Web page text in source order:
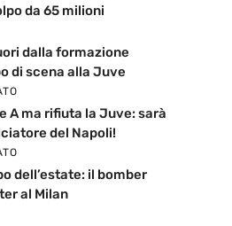
da 65 milioni
dalla formazione
di scena alla Juve
A ma rifiuta la Juve: sarà
del Napoli!
dell’estate: il bomber
al Milan